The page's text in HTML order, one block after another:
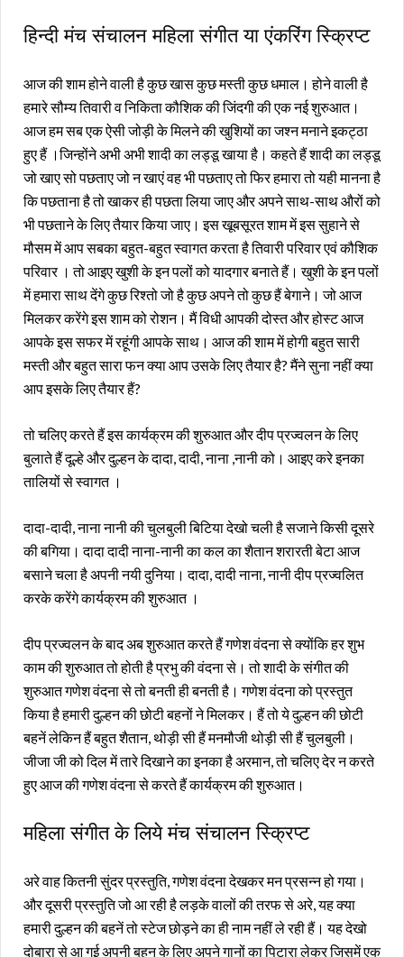
हिन्दी मंच संचालन महिला संगीत या एंकरिंग स्क्रिप्ट
आज की शाम होने वाली है कुछ खास कुछ मस्ती कुछ धमाल। होने वाली है
हमारे सौम्य तिवारी व निकिता कौशिक की जिंदगी की एक नई शुरुआत।
आज हम सब एक ऐसी जोड़ी के मिलने की खुशियों का जश्न मनाने इकट्ठा
हुए हैं ।जिन्होंने अभी अभी शादी का लड्डू खाया है। कहते हैं शादी का लड्डू
जो खाए सो पछताए जो न खाएं वह भी पछताए तो फिर हमारा तो यही मानना है
कि पछताना है तो खाकर ही पछता लिया जाए और अपने साथ-साथ औरों को
भी पछताने के लिए तैयार किया जाए। इस खूबसूरत शाम में इस सुहाने से
मौसम में आप सबका बहुत-बहुत स्वागत करता है तिवारी परिवार एवं कौशिक
परिवार । तो आइए खुशी के इन पलों को यादगार बनाते हैं। खुशी के इन पलों
में हमारा साथ देंगे कुछ रिश्तो जो है कुछ अपने तो कुछ हैं बेगाने। जो आज
मिलकर करेंगे इस शाम को रोशन। मैं विधी आपकी दोस्त और होस्ट आज
आपके इस सफर में रहूंगी आपके साथ। आज की शाम में होगी बहुत सारी
मस्ती और बहुत सारा फन क्या आप उसके लिए तैयार है? मैंने सुना नहीं क्या
आप इसके लिए तैयार हैं?
तो चलिए करते हैं इस कार्यक्रम की शुरुआत और दीप प्रज्वलन के लिए
बुलाते हैं दूल्हे और दुल्हन के दादा, दादी, नाना ,नानी को। आइए करे इनका
तालियों से स्वागत ।
दादा-दादी, नाना नानी की चुलबुली बिटिया देखो चली है सजाने किसी दूसरे
की बगिया। दादा दादी नाना-नानी का कल का शैतान शरारती बेटा आज
बसाने चला है अपनी नयी दुनिया। दादा, दादी नाना, नानी दीप प्रज्वलित
करके करेंगे कार्यक्रम की शुरुआत ।
दीप प्रज्वलन के बाद अब शुरुआत करते हैं गणेश वंदना से क्योंकि हर शुभ
काम की शुरुआत तो होती है प्रभु की वंदना से। तो शादी के संगीत की
शुरुआत गणेश वंदना से तो बनती ही बनती है। गणेश वंदना को प्रस्तुत
किया है हमारी दुल्हन की छोटी बहनों ने मिलकर। हैं तो ये दुल्हन की छोटी
बहनें लेकिन हैं बहुत शैतान, थोड़ी सी हैं मनमौजी थोड़ी सी हैं चुलबुली।
जीजा जी को दिल में तारे दिखाने का इनका है अरमान, तो चलिए देर न करते
हुए आज की गणेश वंदना से करते हैं कार्यक्रम की शुरुआत।
महिला संगीत के लिये मंच संचालन स्क्रिप्ट
अरे वाह कितनी सुंदर प्रस्तुति, गणेश वंदना देखकर मन प्रसन्न हो गया।
और दूसरी प्रस्तुति जो आ रही है लड़के वालों की तरफ से अरे, यह क्या
हमारी दुल्हन की बहनें तो स्टेज छोड़ने का ही नाम नहीं ले रही हैं। यह देखो
दोबारा से आ गई अपनी बहन के लिए अपने गानों का पिटारा लेकर जिसमें एक